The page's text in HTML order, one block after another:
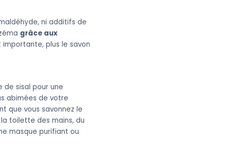
ni additifs de
grâce aux
plus le savon
de sisal pour une
abimées de votre
que vous savonnez le
toilette des mains, du
masque purifiant ou